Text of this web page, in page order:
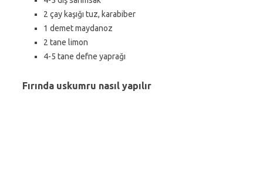
2 çay kaşığı tuz, karabiber
1 demet maydanoz
2 tane limon
4-5 tane defne yaprağı
Fırında uskumru nasıl yapılır